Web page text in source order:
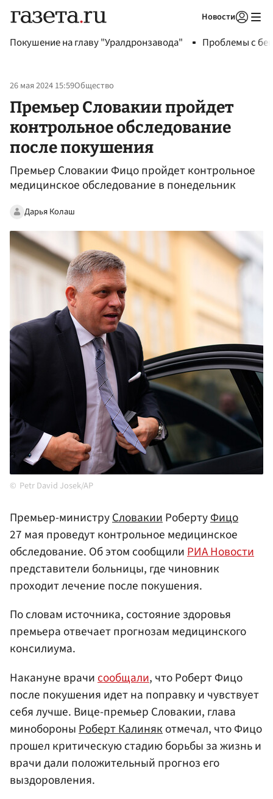
Новости
Покушение на главу "Уралдронзавода" Проблемы с
26 мая 2024 15:59Общество
Премьер Словакии пройдет
контрольное обследование
после покушения
Премьер Словакии Фицо пройдет контрольное
медицинское обследование в понедельник
Дарья Колаш
Petr David Josek/AP
Премьер-министруСловакииРобертуФицо
27 мая проведут контрольное медицинское
обследование. Об этом сообщилиРИА Новости
представители больницы, где чиновник
проходит лечение после покушения.
По словам источника, состояние здоровья
премьера отвечает прогнозам медицинского
консилиума.
Накануне врачи сообщали, что Роберт Фицо
после покушения идет на поправку и чувствует
себя лучше. Вице-премьер Словакии, глава
минобороны Роберт Калиняк отмечал, что Фицо
прошел критическую стадию борьбы за жизнь и
врачи дали положительный прогноз его
выздоровления.